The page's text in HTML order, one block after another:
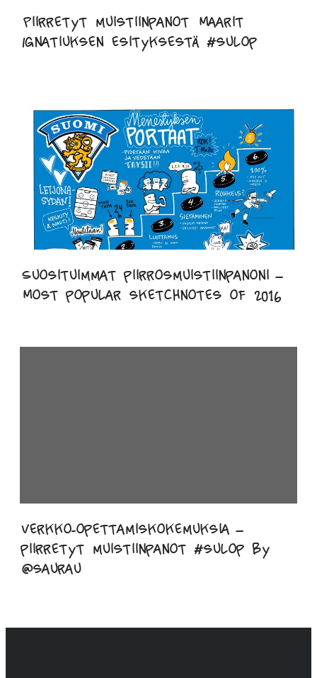
Piirretyt muistiinpanot Maarit
Ignatiuksen esityksestä #sulop
Suosituimmat piirrosmuistiinpanoni –
Most popular sketchnotes of 2016
Verkko-opettamiskokemuksia –
piirretyt muistiinpanot #sulop by
@saurau